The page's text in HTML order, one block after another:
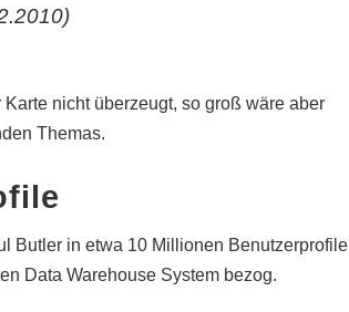
nicht überzeugt, so groß wäre aber
Themas.
Butler in etwa 10 Millionen Benutzerprofile
Data Warehouse System bezog.